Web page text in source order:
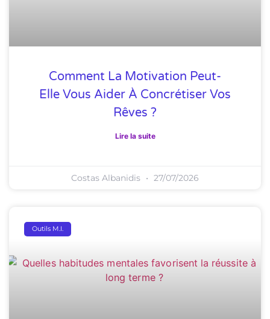
Comment La Motivation Peut-
Elle Vous Aider À Concrétiser Vos
Rêves ?
Lire la suite
Costas Albanidis 27/07/2026
Outils M.I.